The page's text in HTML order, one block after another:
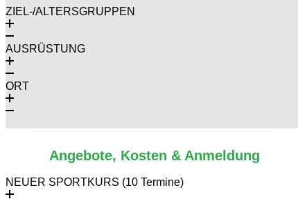
ZIEL-/ALTERSGRUPPEN
AUSRÜSTUNG
ORT
Angebote, Kosten & Anmeldung
NEUER SPORTKURS (10 Termine)